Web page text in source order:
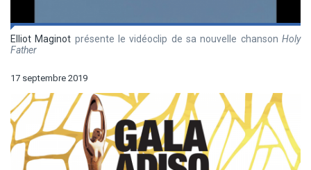
Elliot Maginot présente le vidéoclip de sa nouvelle chansonHoly
Father
17 septembre 2019